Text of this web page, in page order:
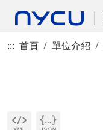
::: 首頁 單位介紹